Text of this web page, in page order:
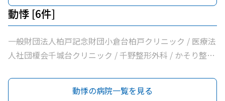
動悸 [6件]
一般財団法人柏戸記念財団小倉台柏戸クリニック / 医療法
人社団榎会千城台クリニック / 千野整形外科 / かそり整形
千葉市桜木園
動悸の病院一覧を見る